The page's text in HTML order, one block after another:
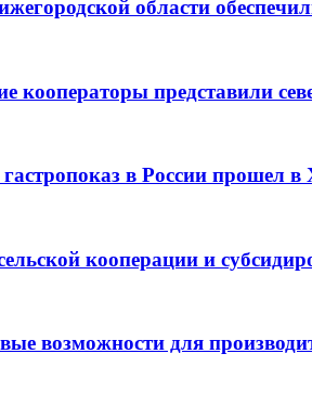
области
кооператоры представили
в России прошел в
кооперации и
возможности для